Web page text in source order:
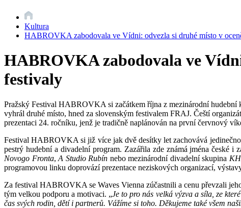
Kultura
HABROVKA zabodovala ve Vídni: odvezla si druhé místo v
HABROVKA zabodovala ve
festivaly
Pražský Festival HABROVKA si začátkem října z mezinárodní hudební
vyhrál druhé místo, hned za slovenským festivalem FRAJ. Čeští
prezentaci 24. ročníku, jenž je tradičně naplánován na první červnový
Festival HABROVKA si již více jak dvě desítky let zachovává
pestrý hudební a divadelní program. Zazářila zde známá jména české
Novogo Fronta, A Studio Rubín nebo mezinárodní divadelní skupina
programovou linku doprovází prezentace neziskových organizací,
Za festival HABROVKA se Waves Vienna zúčastnili a cenu převzali
tým velkou podporu a motivaci. „Je to pro nás velká výzva a síla, ze
čas svých rodin, dětí i partnerů. Vážíme si toho. Děkujeme také všem